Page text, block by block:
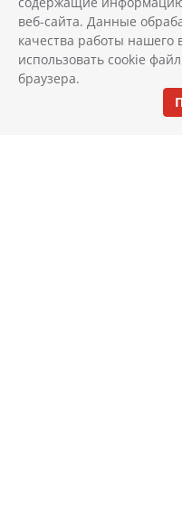
веб-сайта. Данные
качества работы нашего
использовать cookie
браузера.